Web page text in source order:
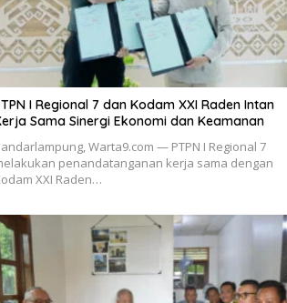
I Regional 7 dan Kodam XXI Raden Intan
Sama Sinergi Ekonomi dan Keamanan
Warta9.com — PTPN I Regional 7
penandatanganan kerja sama dengan
XXI Raden…